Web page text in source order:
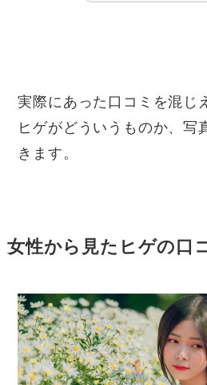
実際にあった口コミを混じ
ヒゲがどういうものか、写
きます。
女性から見たヒゲの口